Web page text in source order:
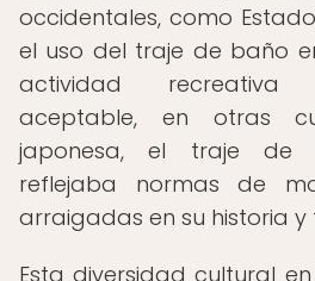
occidentales, como
el uso del traje de baño
actividad recreativa
aceptable, en otras
japonesa, el traje de
reflejaba normas de
arraigadas en su historia y
Esta diversidad cultural